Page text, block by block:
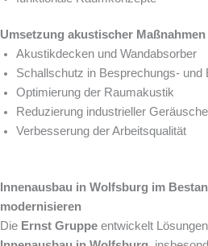
Umsetzung akustischer Maßnahmen
Akustikdecken und Wandabsorber
Schallschutz in Besprechungs- und
Optimierung der Raumakustik
Reduzierung industrieller Geräusche
Verbesserung der Arbeitsqualität
Innenausbau in Wolfsburg im
modernisieren
Die Ernst Gruppe entwickelt